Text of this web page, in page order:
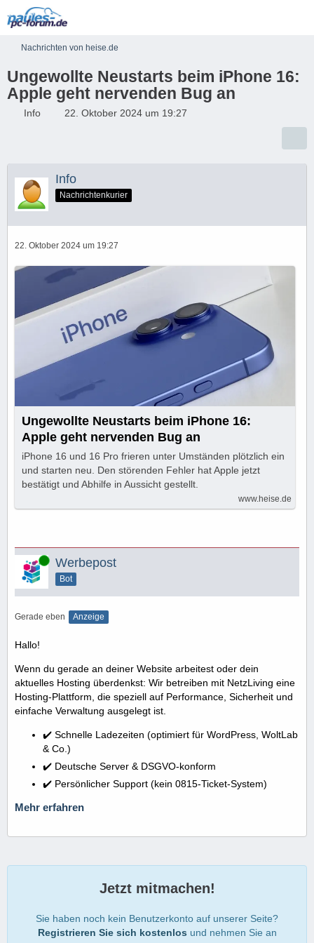
Nachrichten von heise.de
Ungewollte Neustarts beim iPhone 16:
Apple geht nervenden Bug an
Info 22. Oktober 2024 um 19:27
Info
Nachrichtenkurier
22. Oktober 2024 um 19:27
Ungewollte Neustarts beim iPhone 16:
Apple geht nervenden Bug an
iPhone 16 und 16 Pro frieren unter Umständen plötzlich ein
und starten neu. Den störenden Fehler hat Apple jetzt
bestätigt und Abhilfe in Aussicht gestellt.
www.heise.de
Online Werbepost
Bot
Gerade eben Anzeige
Hallo!
Wenn du gerade an deiner Website arbeitest oder dein
aktuelles Hosting überdenkst: Wir betreiben mit NetzLiving eine
Hosting-Plattform, die speziell auf Performance, Sicherheit und
einfache Verwaltung ausgelegt ist.
✔️ Schnelle Ladezeiten (optimiert für WordPress, WoltLab
& Co.)
✔️ Deutsche Server & DSGVO-konform
✔️ Persönlicher Support (kein 0815-Ticket-System)
Mehr erfahren
Jetzt mitmachen!
Sie haben noch kein Benutzerkonto auf unserer Seite?
Registrieren Sie sich kostenlos und nehmen Sie an